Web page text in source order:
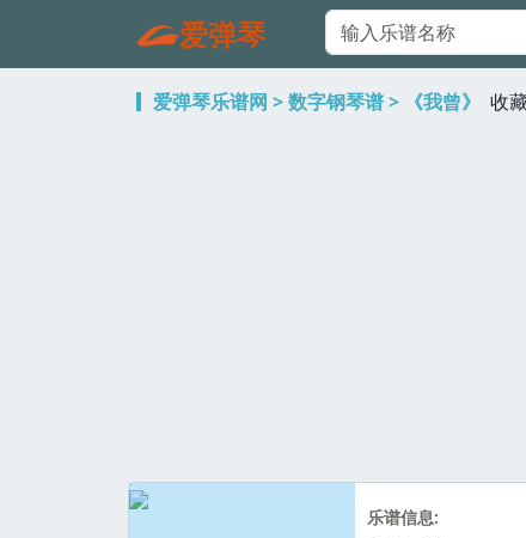
爱弹琴
爱弹琴乐谱网 >数字钢琴谱> 《我曾》 收
乐谱信息: